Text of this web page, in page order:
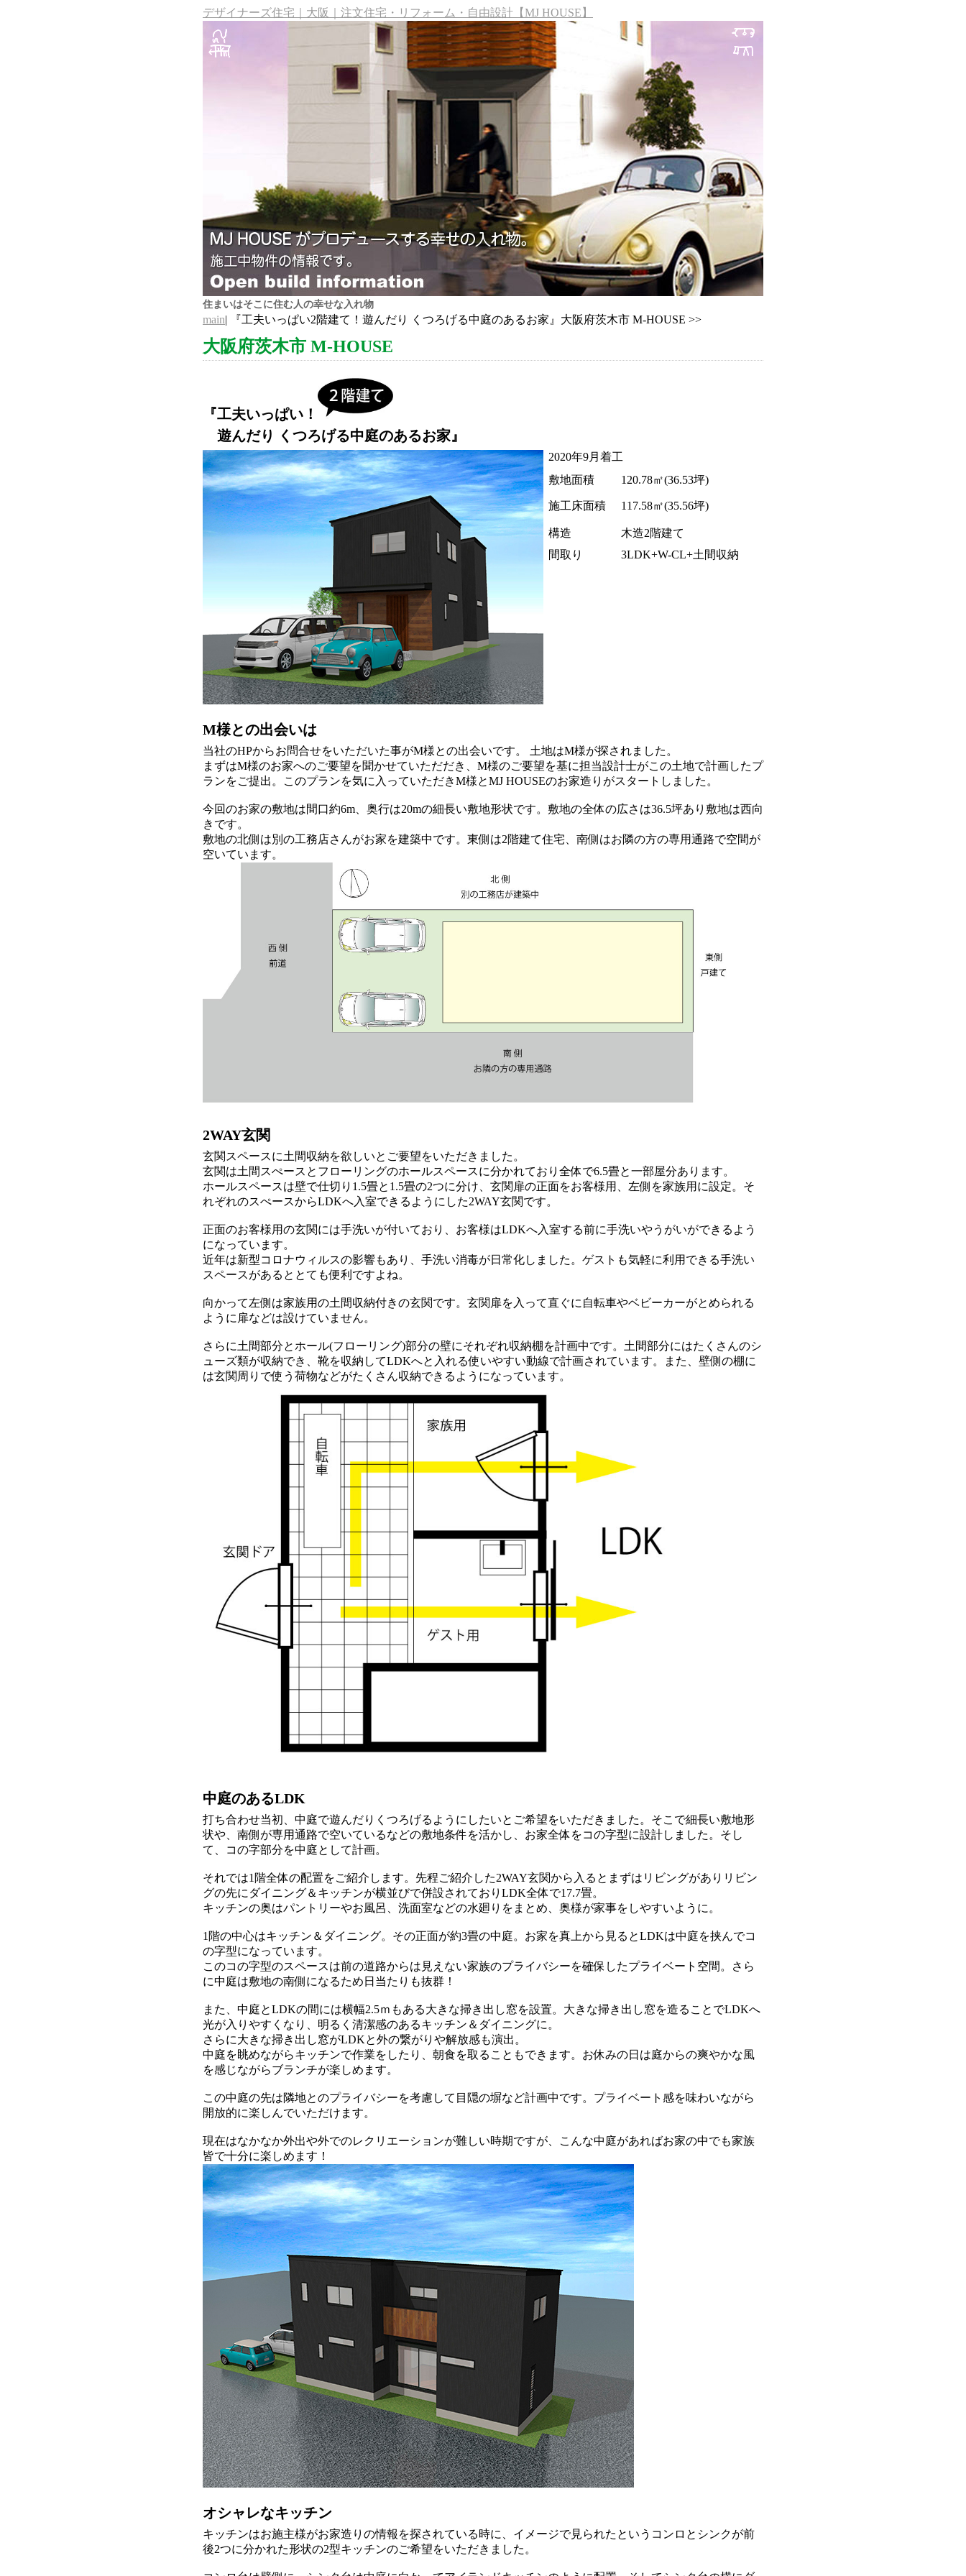
デザイナーズ住宅｜大阪｜注文住宅・リフォーム・自由設計【MJ HOUSE】
住まいはそこに住む人の幸せな入れ物
main| 『工夫いっぱい2階建て！遊んだり くつろげる中庭のあるお家』大阪府茨木市 M-HOUSE >>
大阪府茨木市 M-HOUSE
『工夫いっぱい！
遊んだり くつろげる中庭のあるお家』
2020年9月着工
敷地面積
120.78㎡(36.53坪)
施工床面積 117.58㎡(35.56坪)
構造
木造2階建て
間取り
3LDK+W-CL+土間収納
M様との出会いは
当社のHPからお問合せをいただいた事がM様との出会いです。 土地はM様が探されました。
まずはM様のお家へのご要望を聞かせていただだき、M様のご要望を基に担当設計士がこの土地で計画したプ
ランをご提出。このプランを気に入っていただきM様とMJ HOUSEのお家造りがスタートしました。
今回のお家の敷地は間口約6m、奥行は20mの細長い敷地形状です。敷地の全体の広さは36.5坪あり敷地は西向
きです。
敷地の北側は別の工務店さんがお家を建築中です。東側は2階建て住宅、南側はお隣の方の専用通路で空間が
空いています。
2WAY玄関
玄関スペースに土間収納を欲しいとご要望をいただきました。
玄関は土間スぺースとフローリングのホールスペースに分かれており全体で6.5畳と一部屋分あります。
ホールスペースは壁で仕切り1.5畳と1.5畳の2つに分け、玄関扉の正面をお客様用、左側を家族用に設定。そ
れぞれのスぺースからLDKへ入室できるようにした2WAY玄関です。
正面のお客様用の玄関には手洗いが付いており、お客様はLDKへ入室する前に手洗いやうがいができるよう
になっています。
近年は新型コロナウィルスの影響もあり、手洗い消毒が日常化しました。ゲストも気軽に利用できる手洗い
スペースがあるととても便利ですよね。
向かって左側は家族用の土間収納付きの玄関です。玄関扉を入って直ぐに自転車やベビーカーがとめられる
ように扉などは設けていません。
さらに土間部分とホール(フローリング)部分の壁にそれぞれ収納棚を計画中です。土間部分にはたくさんのシ
ューズ類が収納でき、靴を収納してLDKへと入れる使いやすい動線で計画されています。また、壁側の棚に
は玄関周りで使う荷物などがたくさん収納できるようになっています。
中庭のあるLDK
打ち合わせ当初、中庭で遊んだりくつろげるようにしたいとご希望をいただきました。そこで細長い敷地形
状や、南側が専用通路で空いているなどの敷地条件を活かし、お家全体をコの字型に設計しました。そし
て、コの字部分を中庭として計画。
それでは1階全体の配置をご紹介します。先程ご紹介した2WAY玄関から入るとまずはリビングがありリビン
グの先にダイニング＆キッチンが横並びで併設されておりLDK全体で17.7畳。
キッチンの奥はパントリーやお風呂、洗面室などの水廻りをまとめ、奥様が家事をしやすいように。
1階の中心はキッチン＆ダイニング。その正面が約3畳の中庭。お家を真上から見るとLDKは中庭を挟んでコ
の字型になっています。
このコの字型のスペースは前の道路からは見えない家族のプライバシーを確保したプライベート空間。さら
に中庭は敷地の南側になるため日当たりも抜群！
また、中庭とLDKの間には横幅2.5ｍもある大きな掃き出し窓を設置。大きな掃き出し窓を造ることでLDKへ
光が入りやすくなり、明るく清潔感のあるキッチン＆ダイニングに。
さらに大きな掃き出し窓がLDKと外の繋がりや解放感も演出。
中庭を眺めながらキッチンで作業をしたり、朝食を取ることもできます。お休みの日は庭からの爽やかな風
を感じながらブランチが楽しめます。
この中庭の先は隣地とのプライバシーを考慮して目隠の塀など計画中です。プライベート感を味わいながら
開放的に楽しんでいただけます。
現在はなかなか外出や外でのレクリエーションが難しい時期ですが、こんな中庭があればお家の中でも家族
皆で十分に楽しめます！
オシャレなキッチン
キッチンはお施主様がお家造りの情報を探されている時に、イメージで見られたというコンロとシンクが前
後2つに分かれた形状の2型キッチンのご希望をいただきました。